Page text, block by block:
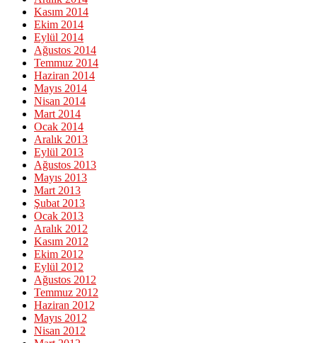
Kasım 2014
Ekim 2014
Eylül 2014
Ağustos 2014
Temmuz 2014
Haziran 2014
Mayıs 2014
Nisan 2014
Mart 2014
Ocak 2014
Aralık 2013
Eylül 2013
Ağustos 2013
Mayıs 2013
Mart 2013
Şubat 2013
Ocak 2013
Aralık 2012
Kasım 2012
Ekim 2012
Eylül 2012
Ağustos 2012
Temmuz 2012
Haziran 2012
Mayıs 2012
Nisan 2012